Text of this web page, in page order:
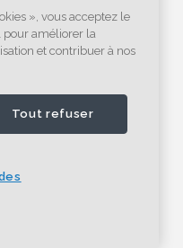
», vous acceptez le
pour améliorer la
et contribuer à nos
Tout refuser